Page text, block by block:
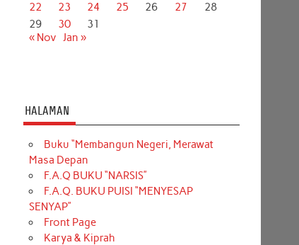
22
23 24 25 26 27
28
29
30
31
« Nov Jan »
HALAMAN
Buku “Membangun Negeri, Merawat
Masa Depan
F.A.Q BUKU “NARSIS”
F.A.Q. BUKU PUISI “MENYESAP
SENYAP”
Front Page
Karya & Kiprah